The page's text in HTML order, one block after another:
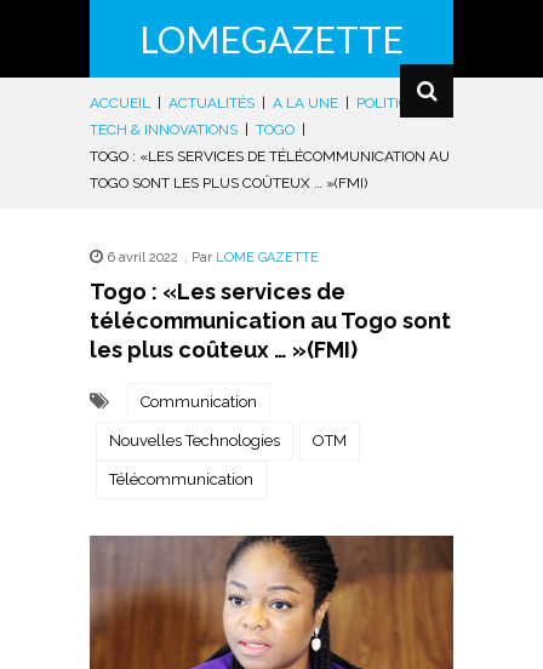
LOMEGAZETTE
ACCUEIL ACTUALITÉS A LA UNE POLITIQUE |
TECH & INNOVATIONS
TOGO
TOGO : «LES SERVICES DE TÉLÉCOMMUNICATION AU
TOGO SONT LES PLUS COÛTEUX … »(FMI)
6 avril 2022 , Par LOME GAZETTE
Togo : «Les services de
télécommunication au Togo sont
les plus coûteux … »(FMI)
Communication
Nouvelles Technologies OTM
Télécommunication